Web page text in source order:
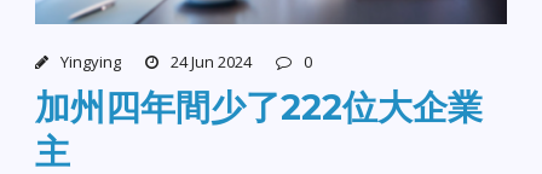
Yingying 24 Jun 2024 0
加州四年間少了222位大企業
主